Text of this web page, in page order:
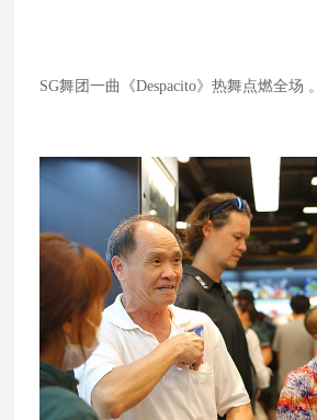
SG舞团一曲《Despacito》热舞点燃全场 。